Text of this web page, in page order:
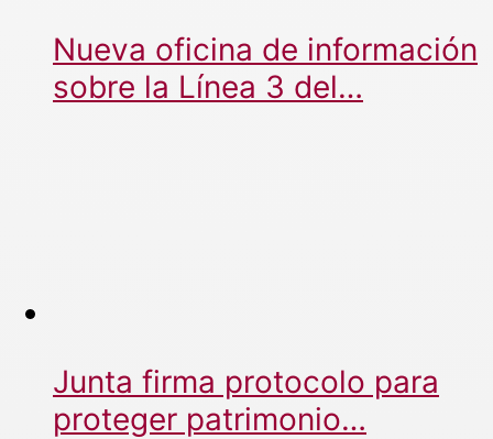
Nueva oficina de información
sobre la Línea 3 del…
Junta firma protocolo para
proteger patrimonio…